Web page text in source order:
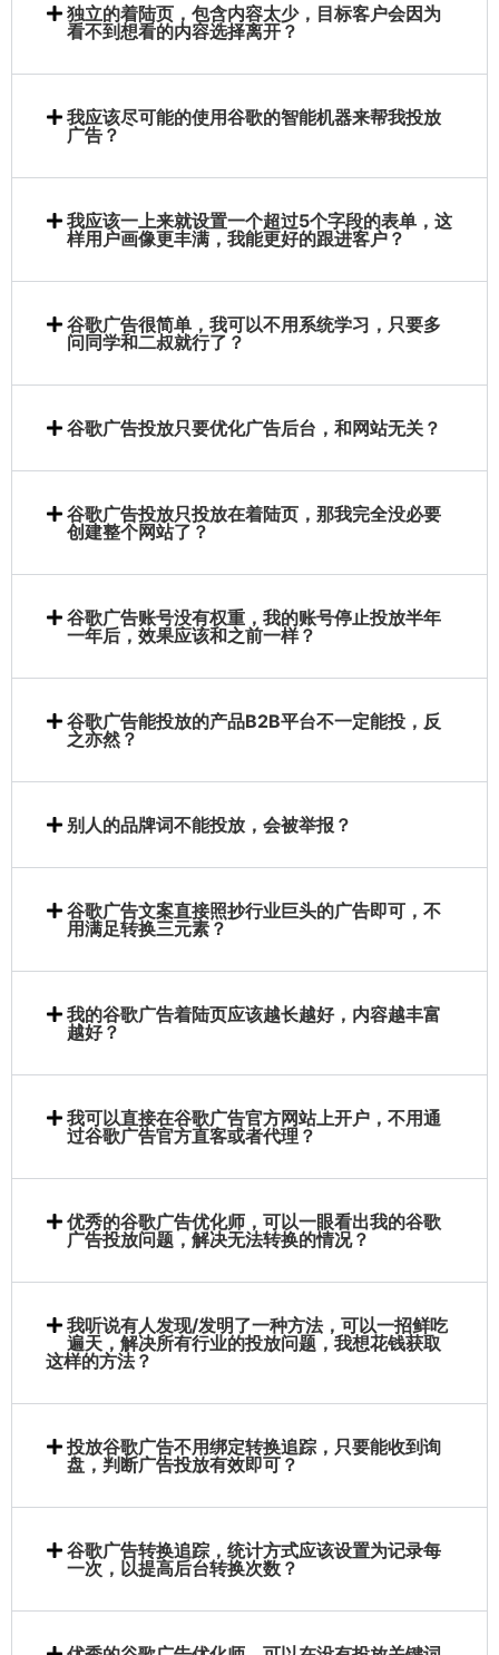
独立的着陆页，包含内容太少，目标客户会因为
看不到想看的内容选择离开？
我应该尽可能的使用谷歌的智能机器来帮我投放
广告？
我应该一上来就设置一个超过5个字段的表单，这
样用户画像更丰满，我能更好的跟进客户？
谷歌广告很简单，我可以不用系统学习，只要多
问同学和二叔就行了？
谷歌广告投放只要优化广告后台，和网站无关？
谷歌广告投放只投放在着陆页，那我完全没必要
创建整个网站了？
谷歌广告账号没有权重，我的账号停止投放半年
一年后，效果应该和之前一样？
谷歌广告能投放的产品B2B平台不一定能投，反
之亦然？
别人的品牌词不能投放，会被举报？
谷歌广告文案直接照抄行业巨头的广告即可，不
用满足转换三元素？
我的谷歌广告着陆页应该越长越好，内容越丰富
越好？
我可以直接在谷歌广告官方网站上开户，不用通
过谷歌广告官方直客或者代理？
优秀的谷歌广告优化师，可以一眼看出我的谷歌
广告投放问题，解决无法转换的情况？
我听说有人发现/发明了一种方法，可以一招鲜吃
遍天，解决所有行业的投放问题，我想花钱获取
这样的方法？
投放谷歌广告不用绑定转换追踪，只要能收到询
盘，判断广告投放有效即可？
谷歌广告转换追踪，统计方式应该设置为记录每
一次，以提高后台转换次数？